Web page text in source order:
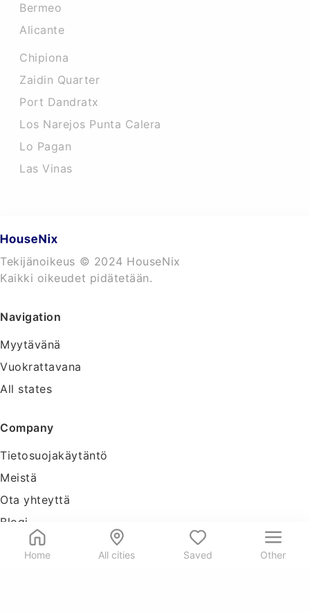
Home All cities Saved Other
Bermeo
Alicante
Chipiona
Zaidin Quarter
Port Dandratx
Los Narejos Punta Calera
Lo Pagan
Las Vinas
Tekijänoikeus © 2024 HouseNix
Kaikki oikeudet pidätetään.
Navigation
Myytävänä
Vuokrattavana
All states
Company
Tietosuojakäytäntö
Meistä
Ota yhteyttä
Blogi
Tools